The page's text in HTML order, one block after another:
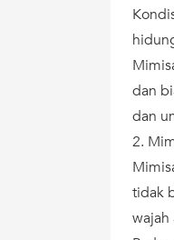
dan
dan
2.
tidak
wajah